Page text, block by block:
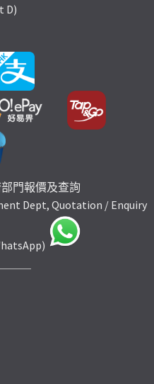
D)
門報價及查詢
Dept, Quotation / Enquiry